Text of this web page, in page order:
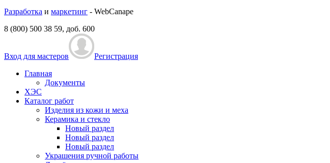
Разработка и маркетинг - WebCanape
8 (800) 500 38 59, доб. 600
Вход для мастеров
Регистрация
Главная
Документы
ХЭС
Каталог работ
Изделия из кожи и меха
Керамика и стекло
Новый раздел
Новый раздел
Новый раздел
Украшения ручной работы